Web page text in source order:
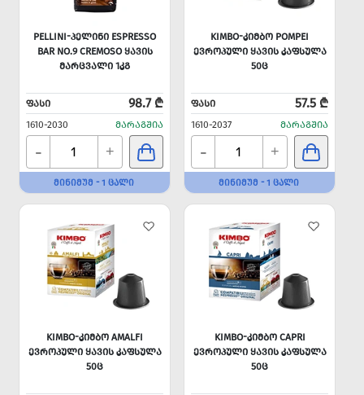
PELLINI-ᲞᲔᲚᲘᲜᲘ ESPRESSO
BAR NO.9 CREMOSO ᲧᲐᲕᲘᲡ
ᲛᲐᲠᲪᲕᲐᲚᲘ 1ᲙᲒ
ᲤᲐᲡᲘ 98.7 ₾
1610-2030 ᲛᲐᲠᲐᲒᲨᲘᲐ
- +
ᲛᲘᲜᲘᲛᲣᲛ - 1 ᲪᲐᲚᲘ
KIMBO-ᲙᲘᲛᲑᲝ POMPEI
ᲔᲕᲠᲝᲞᲣᲚᲘ ᲧᲐᲕᲘᲡ ᲙᲐᲤᲡᲣᲚᲐ
50Ც
ᲤᲐᲡᲘ 57.5 ₾
1610-2037 ᲛᲐᲠᲐᲒᲨᲘᲐ
- +
ᲛᲘᲜᲘᲛᲣᲛ - 1 ᲪᲐᲚᲘ
KIMBO-ᲙᲘᲛᲑᲝ AMALFI
ᲔᲕᲠᲝᲞᲣᲚᲘ ᲧᲐᲕᲘᲡ ᲙᲐᲤᲡᲣᲚᲐ
50Ც
KIMBO-ᲙᲘᲛᲑᲝ CAPRI
ᲔᲕᲠᲝᲞᲣᲚᲘ ᲧᲐᲕᲘᲡ ᲙᲐᲤᲡᲣᲚᲐ
50Ც